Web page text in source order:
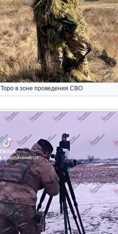
Торо в зоне проведения СВО